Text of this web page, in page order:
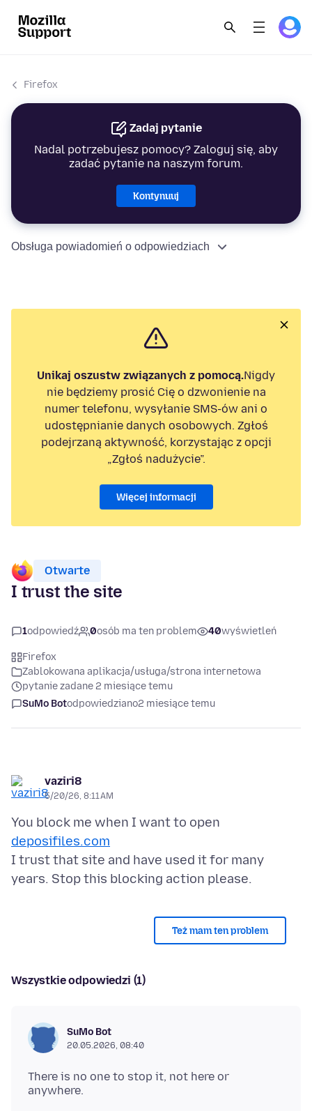
Firefox
Zadaj pytanie
Nadal potrzebujesz pomocy? Zaloguj się, aby
zadać pytanie na naszym forum.
Kontynuuj
Obsługa powiadomień o odpowiedziach
Unikaj oszustw związanych z pomocą.Nigdy
nie będziemy prosić Cię o dzwonienie na
numer telefonu, wysyłanie SMS-ów ani o
udostępnianie danych osobowych. Zgłoś
podejrzaną aktywność, korzystając z opcji
„Zgłoś nadużycie”.
Więcej informacji
Otwarte
I trust the site
1odpowiedź 0osób ma ten problem 40wyświetleń
Firefox
Zablokowana aplikacja/usługa/strona internetowa
pytanie zadane 2 miesiące temu
SuMo Botodpowiedziano2 miesiące temu
vaziri8
5/20/26, 8:11 AM
You block me when I want to open
deposifiles.com
I trust that site and have used it for many
Też mam ten problem
Wszystkie odpowiedzi (1)
SuMo Bot
20.05.2026, 08:40
There is no one to stop it, not here or